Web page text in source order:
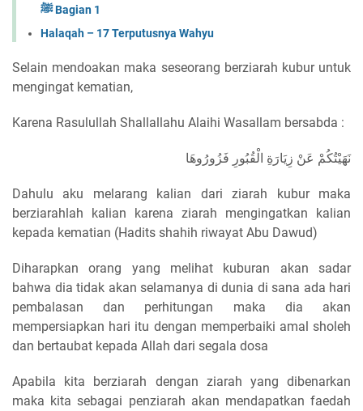
ﷺ Bagian 1
Halaqah – 17 Terputusnya Wahyu
Selain mendoakan maka seseorang berziarah kubur untuk
mengingat kematian,
Karena Rasulullah Shallallahu Alaihi Wasallam bersabda :
نَهَيْتُكُمْ عَنْ زِيَارَةِ الْقُبُورِ فَزُورُوهَا
Dahulu aku melarang kalian dari ziarah kubur maka
berziarahlah kalian karena ziarah mengingatkan kalian
kepada kematian (Hadits shahih riwayat Abu Dawud)
Diharapkan orang yang melihat kuburan akan sadar
bahwa dia tidak akan selamanya di dunia di sana ada hari
pembalasan dan perhitungan maka dia akan
mempersiapkan hari itu dengan memperbaiki amal sholeh
dan bertaubat kepada Allah dari segala dosa
Apabila kita berziarah dengan ziarah yang dibenarkan
maka kita sebagai penziarah akan mendapatkan faedah